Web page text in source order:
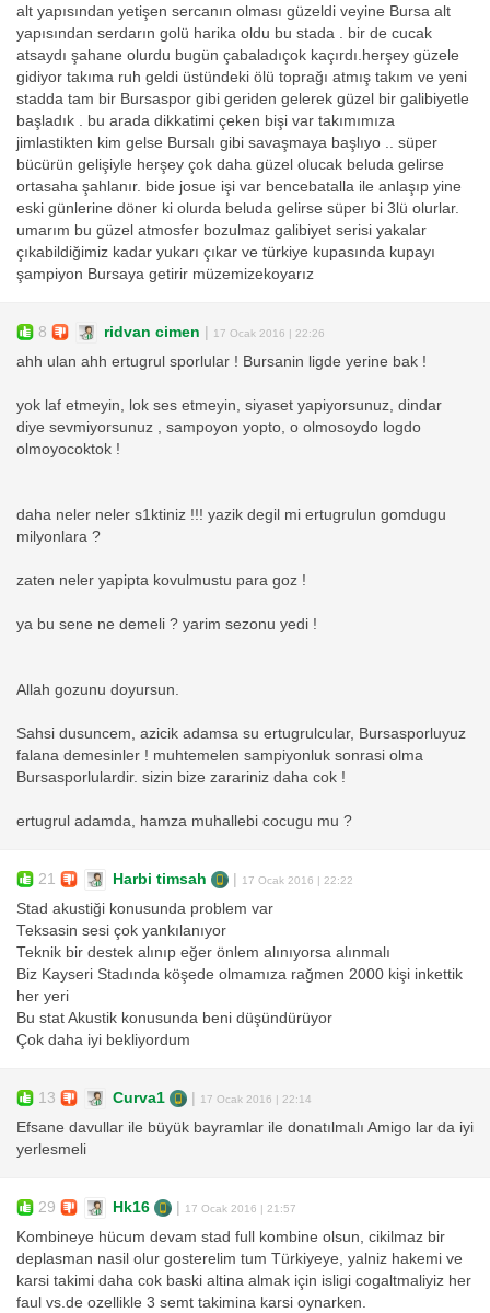
alt yapısından yetişen sercanın olması güzeldi veyine Bursa alt
yapısından serdarın golü harika oldu bu stada . bir de cucak
atsaydı şahane olurdu bugün çabaladıçok kaçırdı.herşey güzele
gidiyor takıma ruh geldi üstündeki ölü toprağı atmış takım ve yeni
stadda tam bir Bursaspor gibi geriden gelerek güzel bir galibiyetle
başladık . bu arada dikkatimi çeken bişi var takımımıza
jimlastikten kim gelse Bursalı gibi savaşmaya başlıyo .. süper
bücürün gelişiyle herşey çok daha güzel olucak beluda gelirse
ortasaha şahlanır. bide josue işi var bencebatalla ile anlaşıp yine
eski günlerine döner ki olurda beluda gelirse süper bi 3lü olurlar.
umarım bu güzel atmosfer bozulmaz galibiyet serisi yakalar
çıkabildiğimiz kadar yukarı çıkar ve türkiye kupasında kupayı
şampiyon Bursaya getirir müzemizekoyarız
8 ridvan cimen 17 Ocak 2016 | 22:26
ahh ulan ahh ertugrul sporlular ! Bursanin ligde yerine bak !
yok laf etmeyin, lok ses etmeyin, siyaset yapiyorsunuz, dindar
diye sevmiyorsunuz , sampoyon yopto, o olmosoydo logdo
olmoyocoktok !
daha neler neler s1ktiniz !!! yazik degil mi ertugrulun gomdugu
milyonlara ?
zaten neler yapipta kovulmustu para goz !
ya bu sene ne demeli ? yarim sezonu yedi !
Allah gozunu doyursun.
Sahsi dusuncem, azicik adamsa su ertugrulcular, Bursasporluyuz
falana demesinler ! muhtemelen sampiyonluk sonrasi olma
Bursasporlulardir. sizin bize zarariniz daha cok !
ertugrul adamda, hamza muhallebi cocugu mu ?
21 Harbi timsah 17 Ocak 2016 | 22:22
Stad akustiği konusunda problem var
Teksasin sesi çok yankılanıyor
Teknik bir destek alınıp eğer önlem alınıyorsa alınmalı
Biz Kayseri Stadında köşede olmamıza rağmen 2000 kişi inkettik
her yeri
Bu stat Akustik konusunda beni düşündürüyor
Çok daha iyi bekliyordum
13 Curva1 17 Ocak 2016 | 22:14
Efsane davullar ile büyük bayramlar ile donatılmalı Amigo lar da iyi
yerlesmeli
29 Hk16 17 Ocak 2016 | 21:57
Kombineye hücum devam stad full kombine olsun, cikilmaz bir
deplasman nasil olur gosterelim tum Türkiyeye, yalniz hakemi ve
karsi takimi daha cok baski altina almak için isligi cogaltmaliyiz her
faul vs.de ozellikle 3 semt takimina karsi oynarken.